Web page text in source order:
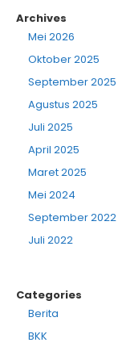
Archives
Mei 2026
Oktober 2025
September 2025
Agustus 2025
Juli 2025
April 2025
Maret 2025
Mei 2024
September 2022
Juli 2022
Categories
Berita
BKK